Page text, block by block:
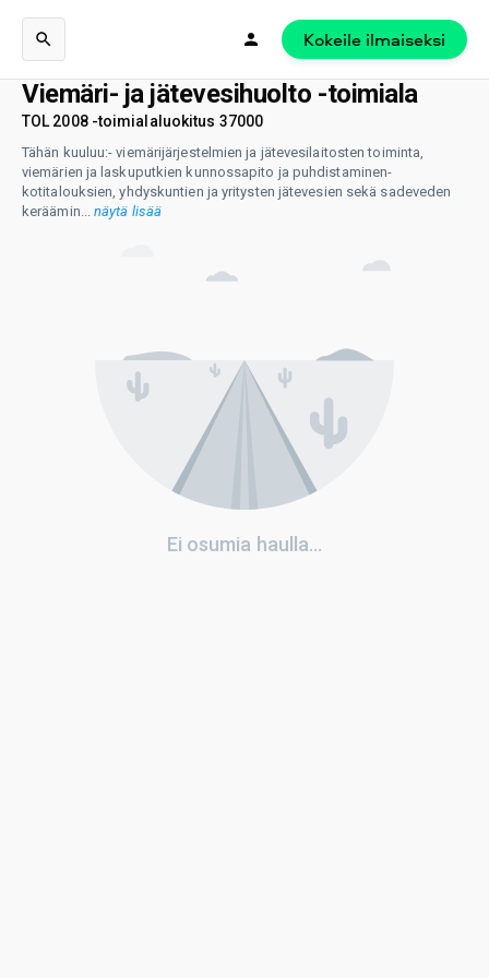
Kokeile ilmaiseksi
Viemäri- ja jätevesihuolto -toimiala
TOL 2008 -toimialaluokitus 37000
Tähän kuuluu:- viemärijärjestelmien ja jätevesilaitosten toiminta,
viemärien ja laskuputkien kunnossapito ja puhdistaminen-
kotitalouksien, yhdyskuntien ja yritysten jätevesien sekä sadeveden
keräämin... näytä lisää
Ei osumia haulla...